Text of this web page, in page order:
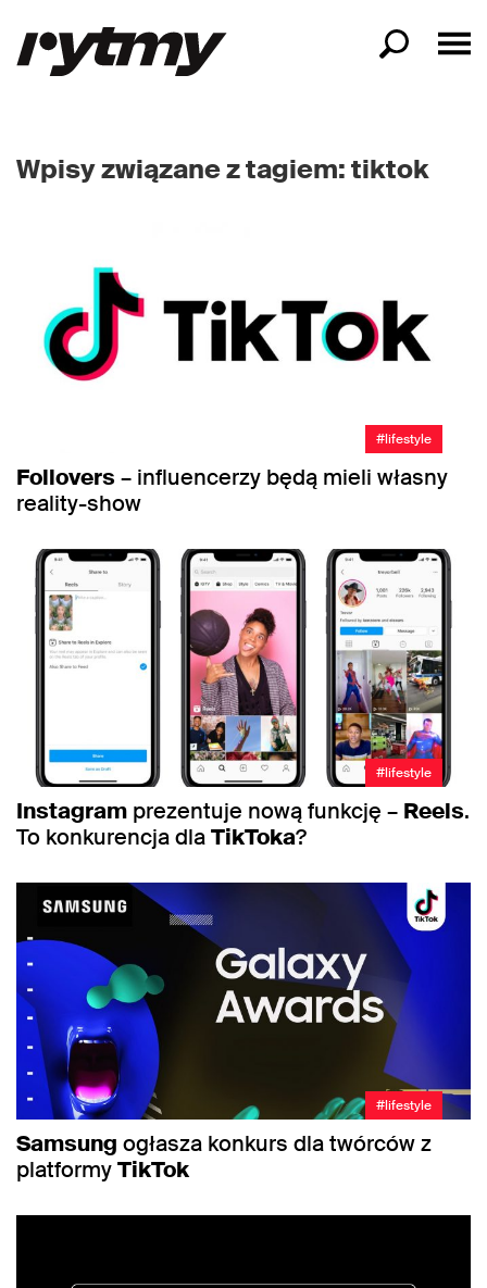
Wpisy związane z tagiem: tiktok
#lifestyle
Follovers – influencerzy będą mieli własny
reality-show
#lifestyle
Instagram prezentuje nową funkcję – Reels.
To konkurencja dlaTikToka?
#lifestyle
Samsung ogłasza konkurs dla twórców z
platformyTikTok